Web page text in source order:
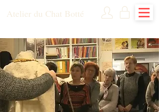
Atelier du Chat Botté